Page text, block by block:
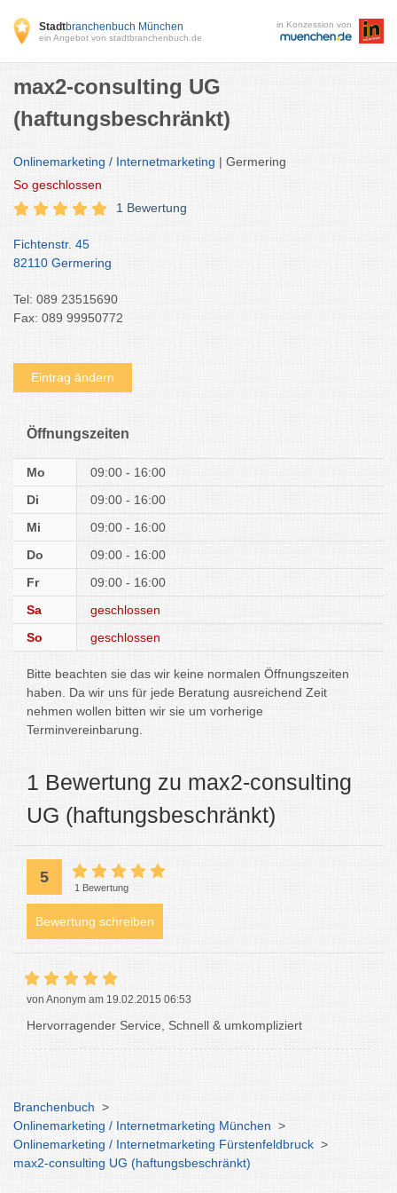
Stadtbranchenbuch München
ein Angebot von stadtbranchenbuch.de
in Konzession von
max2-consulting UG
(haftungsbeschränkt)
Onlinemarketing / Internetmarketing | Germering
So geschlossen
1 Bewertung
Fichtenstr. 45
82110 Germering
Tel: 089 23515690
Fax: 089 99950772
Eintrag ändern
Öffnungszeiten
Mo
09:00 - 16:00
Di
09:00 - 16:00
Mi
09:00 - 16:00
Do
09:00 - 16:00
Fr
09:00 - 16:00
Sa
geschlossen
So
geschlossen
Bitte beachten sie das wir keine normalen Öffnungszeiten
haben. Da wir uns für jede Beratung ausreichend Zeit
nehmen wollen bitten wir sie um vorherige
Terminvereinbarung.
1 Bewertung zu max2-consulting
UG (haftungsbeschränkt)
5
1 Bewertung
Bewertung schreiben
von Anonym am 19.02.2015 06:53
Hervorragender Service, Schnell & umkompliziert
Branchenbuch >
Onlinemarketing / Internetmarketing München >
Onlinemarketing / Internetmarketing Fürstenfeldbruck >
max2-consulting UG (haftungsbeschränkt)